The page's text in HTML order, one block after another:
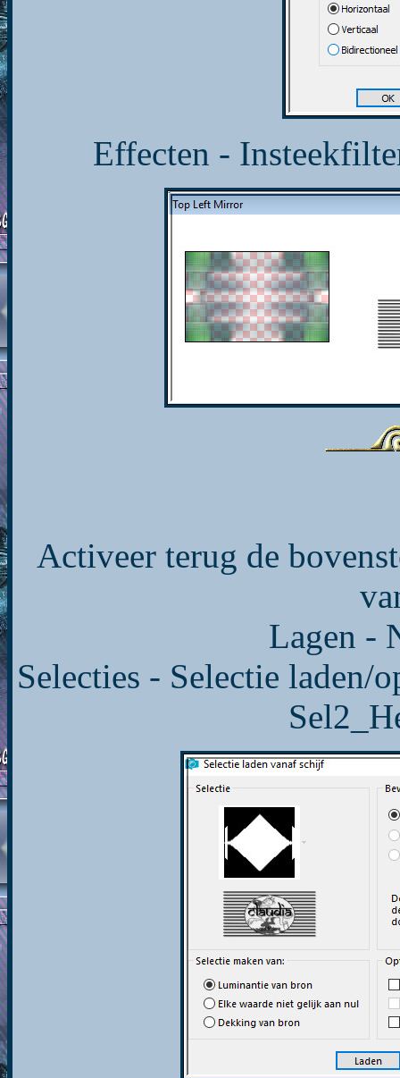
Effecten -
Activeer terug de
Lagen -
Selecties - Selectie laden/